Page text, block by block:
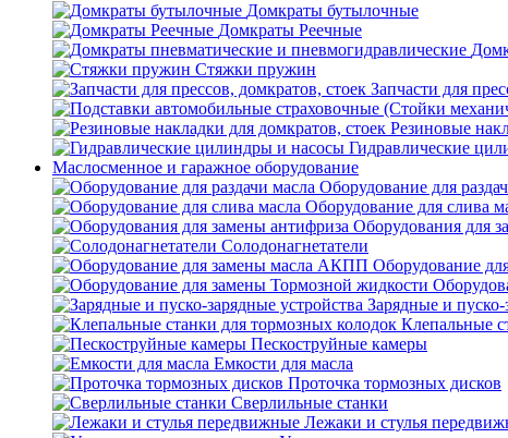
Домкраты бутылочные
Домкраты Реечные
Стяжки пружин
Запчасти для
Резиновые
Гидравлические
Маслосменное и гаражное оборудование
Оборудование для
Оборудование для слива
Оборудования для
Солодонагнетатели
Оборудование
Зарядные и пуско-
Клепальные
Пескоструйные камеры
Емкости для масла
Проточка тормозных дисков
Сверлильные станки
Лежаки и стулья